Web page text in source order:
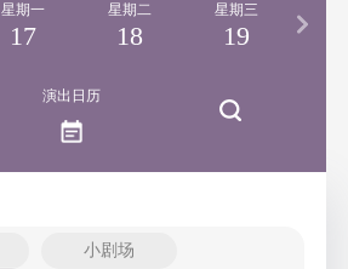
星期一
17
星期二
18
星期三
19
演出日历
小剧场